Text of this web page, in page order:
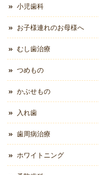
小児歯科
お子様連れのお母様へ
むし歯治療
つめもの
かぶせもの
入れ歯
歯周病治療
ホワイトニング